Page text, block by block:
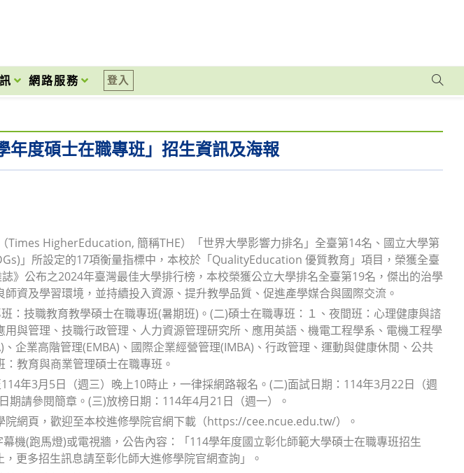
網路服務 登入
年度碩士在職專班」招生資訊及海報
Times HigherEducation, 簡稱THE）「世界大學影響力排名」全臺第14名、國立大學第
」所設定的17項衡量指標中，本校於「QualityEducation 優質教育」項目，榮獲全臺
》公布之2024年臺灣最佳大學排行榜，本校榮獲公立大學排名全臺第19名，傑出的治學
資及學習環境，並持續投入資源、提升教學品質、促進產學媒合與國際交流。
：技職教育教學碩士在職專班(暑期班)。(二)碩士在職專班：１、夜間班：心理健康與諮
與管理、技職行政管理、人力資源管理研究所、應用英語、機電工程學系、電機工程學
企業高階管理(EMBA)、國際企業經營管理(IMBA)、行政管理、運動與健康休閒、公共
教育與商業管理碩士在職專班。
年3月5日（週三）晚上10時止，一律採網路報名。(二)面試日期：114年3月22日（週
期請參閱簡章。(三)放榜日期：114年4月21日（週一）。
院網頁，歡迎至本校進修學院官網下載（https://cee.ncue.edu.tw/）。
機(跑馬燈)或電視牆，公告內容：「114學年度國立彰化師範大學碩士在職專班招生
更多招生訊息請至彰化師大進修學院官網查詢」。